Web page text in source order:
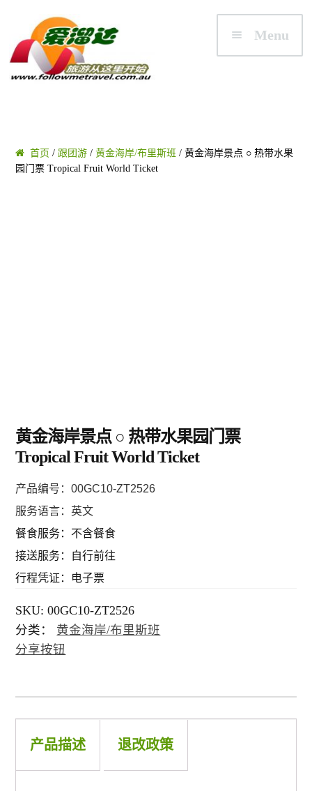
Skip to navigation
Skip to content
Menu
澳大利亚
塔斯马尼亚 TAS
珀斯/西澳 WA
乌鲁鲁/达尔文 NT
堪培拉 ACT
亞洲
首页 / 跟团游/ 黄金海岸/布里斯班 / 黄金海岸景点 ○ 热带水果
园门票 Tropical Fruit World Ticket
黄金海岸景点 ○ 热带水果园门票
Tropical Fruit World Ticket
产品编号：00GC10-ZT2526
服务语言：英文
餐食服务：不含餐食
接送服务：自行前往
行程凭证：电子票
SKU:00GC10-ZT2526
分类： 黄金海岸/布里斯班
分享按钮
产品描述 退改政策